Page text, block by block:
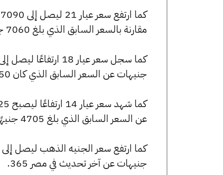
مقارنة بالسعر السابق الذي بلغ 7060 جنيهًا للبيع و6960 جنيهًا للشراء.
جنيهات عن السعر السابق الذي كان 6050 جنيهًا للبيع و5965 جنيهًا للشراء.
عن السعر السابق الذي بلغ 4705 جنيهًا للبيع و4640 جنيهًا للشراء.
جنيهات عن آخر تحديث في مصر 365.